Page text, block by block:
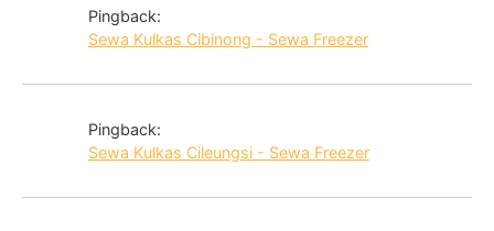
Pingback:
Sewa Kulkas Cibinong - Sewa Freezer
Pingback:
Sewa Kulkas Cileungsi - Sewa Freezer